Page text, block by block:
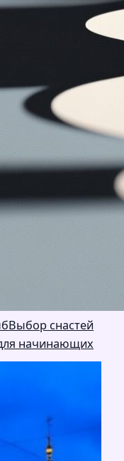
Выбор снастей
начинающих